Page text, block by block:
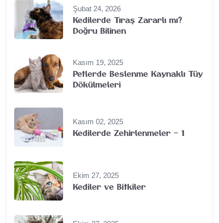
Şubat 24, 2026
Kedilerde Tıraş Zararlı mı?
Doğru Bilinen
Kasım 19, 2025
Petlerde Beslenme Kaynaklı Tüy
Dökülmeleri
Kasım 02, 2025
Kedilerde Zehirlenmeler – 1
Ekim 27, 2025
Kediler ve Bitkiler